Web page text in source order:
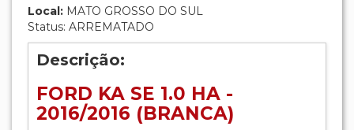
Local: MATO GROSSO DO SUL
Status: ARREMATADO
Descrição:
FORD KA SE 1.0 HA -
2016/2016 (BRANCA)